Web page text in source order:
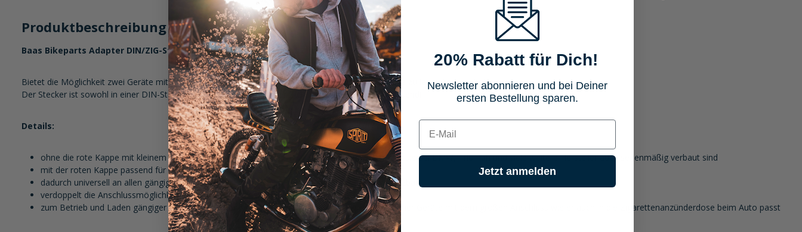
Produktbeschreibung im Detail:
Baas Bikeparts Adapter DIN/ZIG-Stecker zu 2x ZIG-Steckdosen Ø21mm BA19
Bietet die Möglichkeit zwei Geräte mit ZIG-Stecker Ø21mm gleichzeitig an einer Bordnetzsteckdose zu laden bzw. zu betreiben.
Der Stecker ist sowohl in einer DIN-Steckdose (Ø12mm) und in einer ZIG-Steckdose (Ø21mm) passend!
Details:
ohne die rote Kappe mit kleinem Stecker passend für die 12mm DIN-Bordnetzsteckdosen wie sie bei BMW, Triumph und viele weitere Hersteller auch serienmäßig verbaut sind
mit der roten Kappe passend für die 21mm ZIG-Bordsteckdosen (Zigarettenanzünderdose)
dadurch universell an allen gängigen Bordnetzsteckdosen beim Motorrad, Auto oder LKW nutzbar
verdoppelt die Anschlussmöglichkeit von Geräten in einer Steckdose
zum Betrieb und Laden gängiger Navis, Smartphone oder Kameras sowie anderer elektronischer Geräte mit dem großen Anschluss wie er auch in die Zigarettenanzünderdose beim Auto passt
20% Rabatt für Dich!
Newsletter abonnieren und bei Deiner
ersten Bestellung sparen.
E-mail
Jetzt anmelden